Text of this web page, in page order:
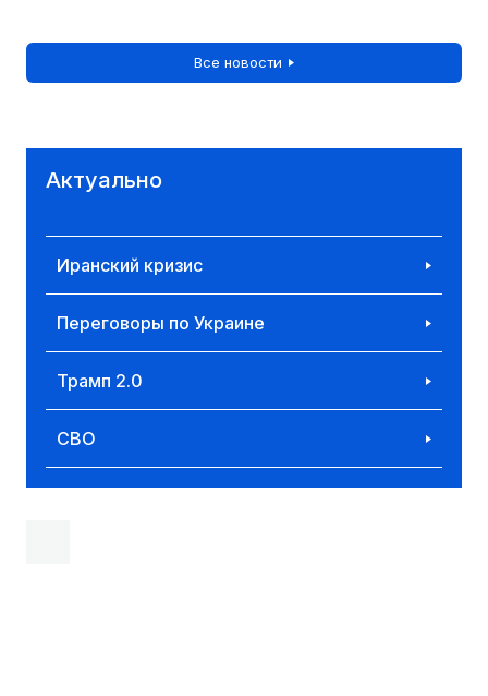
Все новости
Актуально
Иранский кризис
Переговоры по Украине
Трамп 2.0
СВО